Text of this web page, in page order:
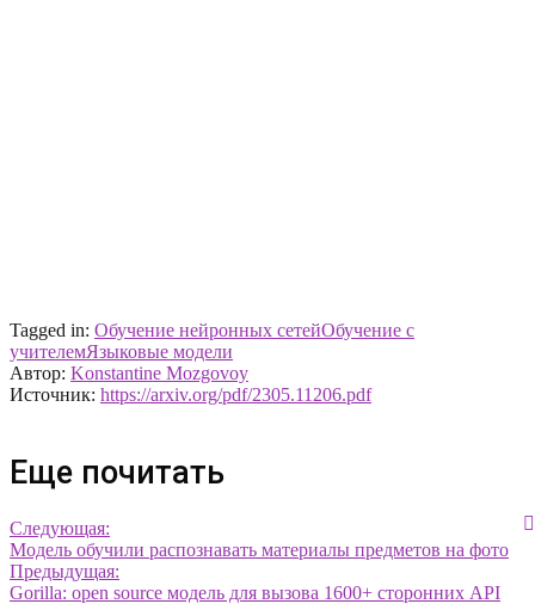
Tagged in: Обучение нейронных сетейОбучение с
учителемЯзыковые модели
Автор: Konstantine Mozgovoy
Источник: https://arxiv.org/pdf/2305.11206.pdf
Еще почитать
Следующая:
Модель обучили распознавать материалы предметов на фото
Предыдущая:
Gorilla: open source модель для вызова 1600+ сторонних API